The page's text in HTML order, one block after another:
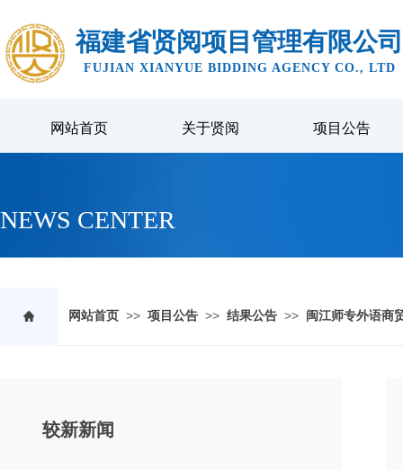
福建省贤阅项目管理有限公司
FUJIAN XIANYUE BIDDING AGENCY CO., LTD
网站首页 关于贤阅 项目公告
NEWS CENTER
网站首页 >> 项目公告 >> 结果公告 >> 闽江师专外语商
较新新闻